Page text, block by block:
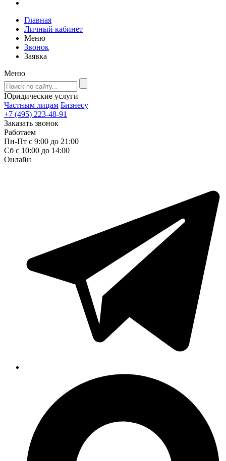
Главная
Личный кабинет
Меню
Звонок
Заявка
Меню
Юридические услуги
Частным лицам Бизнесу
+7 (495) 223-48-91
Заказать звонок
Работаем
Пн-Пт с 9:00 до 21:00
Сб с 10:00 до 14:00
Онлайн